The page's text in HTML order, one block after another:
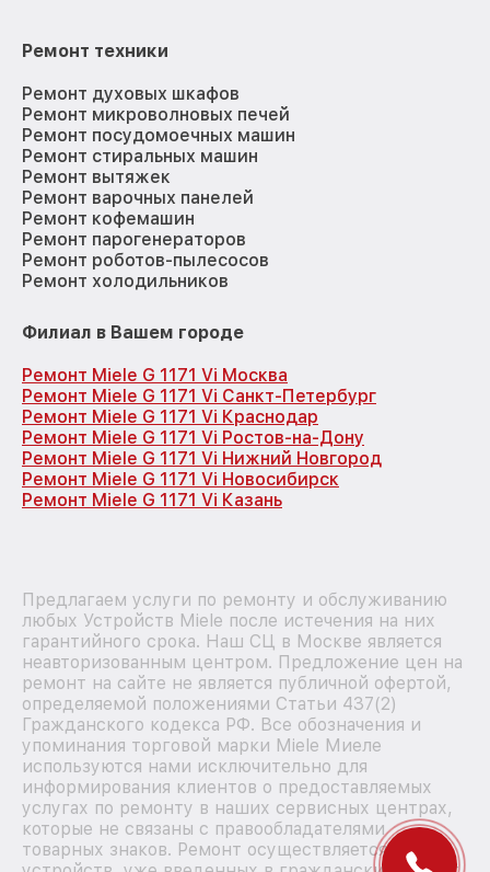
Ремонт техники
Ремонт духовых шкафов
Ремонт микроволновых печей
Ремонт посудомоечных машин
Ремонт стиральных машин
Ремонт вытяжек
Ремонт варочных панелей
Ремонт кофемашин
Ремонт парогенераторов
Ремонт роботов-пылесосов
Ремонт холодильников
Филиал в Вашем городе
Ремонт Miele G 1171 Vi Москва
Ремонт Miele G 1171 Vi Санкт-Петербург
Ремонт Miele G 1171 Vi Краснодар
Ремонт Miele G 1171 Vi Ростов-на-Дону
Ремонт Miele G 1171 Vi Нижний Новгород
Ремонт Miele G 1171 Vi Новосибирск
Ремонт Miele G 1171 Vi Казань
Предлагаем услуги по ремонту и обслуживанию
любых Устройств Miele после истечения на них
гарантийного срока. Наш СЦ в Москве является
неавторизованным центром. Предложение цен на
ремонт на сайте не является публичной офертой,
определяемой положениями Статьи 437(2)
Гражданского кодекса РФ. Все обозначения и
упоминания торговой марки Miele Миеле
используются нами исключительно для
информирования клиентов о предоставляемых
услугах по ремонту в наших сервисных центрах,
которые не связаны с правообладателями
товарных знаков. Ремонт осуществляется для